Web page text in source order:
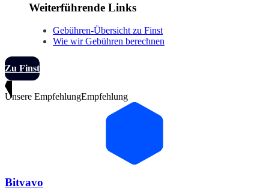
Weiterführende Links
Gebühren-Übersicht zu Finst
Wie wir Gebühren berechnen
Zu Finst
Unsere EmpfehlungEmpfehlung
Bitvavo